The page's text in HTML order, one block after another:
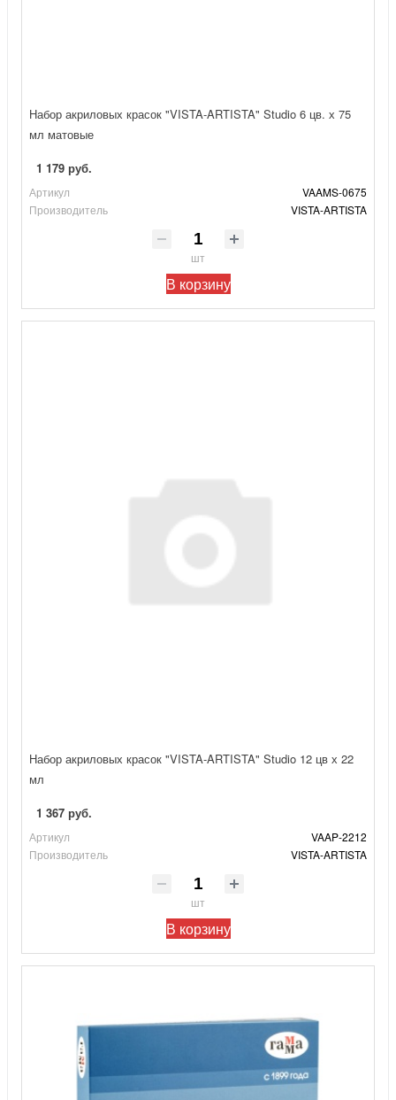
Набор акриловых красок "VISTA-ARTISTA" Studio 6 цв. х 75
мл матовые
1 179 руб.
Артикул
VAAMS-0675
Производитель
VISTA-ARTISTA
шт
В корзину
Набор акриловых красок "VISTA-ARTISTA" Studio 12 цв х 22
мл
1 367 руб.
Артикул
VAAP-2212
Производитель
VISTA-ARTISTA
шт
В корзину